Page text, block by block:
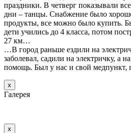
праздники. В четверг показывали
дни – танцы. Снабжение было
продукты, все можно было купить.
дети учились до 4 класса, потом
27 км…
…В город раньше ездили на
заболевал, садили на электричку, а
помощь. Был у нас и свой медпункт,
х
Галерея
х